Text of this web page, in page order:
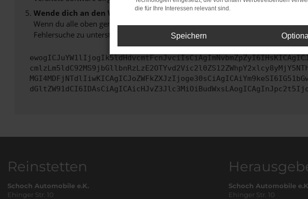
Wende dich an den Webseitenbetreiber.
Wenn du alle oben genannten Schritte versucht hast, kontaktiere uns bitte. Wir
Fehlersuche zu unterstützen:
Reinstetten
Schoch Automobile e.K.
Ehinger Str. 10
Schoch Automobile
Ehinger Str. 10
die für Ihre Interessen relevant sind.
Speichern